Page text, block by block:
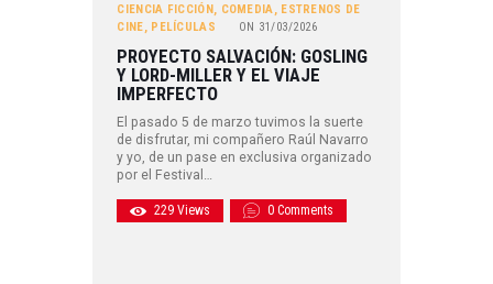
CIENCIA FICCIÓN, COMEDIA, ESTRENOS DE
CINE, PELÍCULAS ON 31/03/2026
PROYECTO SALVACIÓN: GOSLING
Y LORD-MILLER Y EL VIAJE
IMPERFECTO
El pasado 5 de marzo tuvimos la suerte
de disfrutar, mi compañero Raúl Navarro
y yo, de un pase en exclusiva organizado
por el Festival…
229 Views 0 Comments